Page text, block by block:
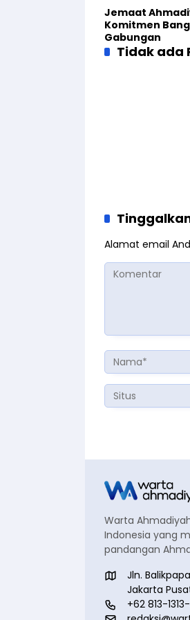
Jemaat
Komitmen
Gabungan
Tidak ada
Alamat email
Warta
Indonesia yang
pandangan
Jln.
Jakarta
+62 813-